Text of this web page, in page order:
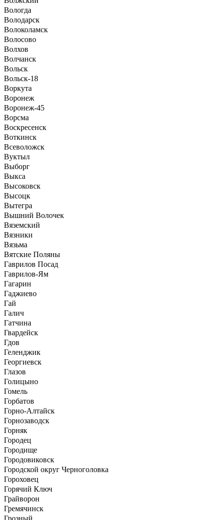
Вологда
Володарск
Волоколамск
Волосово
Волхов
Волчанск
Вольск
Вольск-18
Воркута
Воронеж
Воронеж-45
Ворсма
Воскресенск
Воткинск
Всеволожск
Вуктыл
Выборг
Выкса
Высоковск
Высоцк
Вытегра
Вышний Волочек
Вяземский
Вязники
Вязьма
Вятские Поляны
Гаврилов Посад
Гаврилов-Ям
Гагарин
Гаджиево
Гай
Галич
Гатчина
Гвардейск
Гдов
Геленджик
Георгиевск
Глазов
Голицыно
Гомель
Горбатов
Горно-Алтайск
Горнозаводск
Горняк
Городец
Городище
Городовиковск
Городской округ Черноголовка
Гороховец
Горячий Ключ
Грайворон
Гремячинск